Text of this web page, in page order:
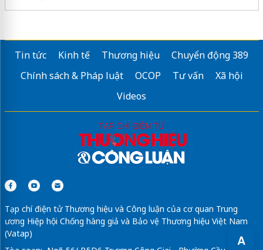
A
Tin tức Kinh tế Thương hiệu
Chuyển động 389
Chính sách & Pháp luật
OCOP Tư vấn
Xã hội
Videos
Tạp chí điện tử Thương hiệu và Công luận của cơ quan Trung
ương Hiệp hội Chống hàng giả và Bảo vệ Thương hiệu Việt Nam
(Vatap)